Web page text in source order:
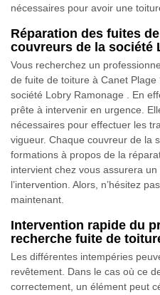
nécessaires pour avoir une
Réparation des fuites
couvreurs de la société
Vous recherchez un
de fuite de toiture à Canet Plage
société Lobry Ramonage . En
prête à intervenir en urgence.
nécessaires pour effectuer les
vigueur. Chaque couvreur de la
formations à propos de la
intervient chez vous assurera
l’intervention. Alors, n’hésitez
maintenant.
Intervention rapide du
recherche fuite de
Les différentes intempéries
revêtement. Dans le cas où ce
correctement, un élément peut